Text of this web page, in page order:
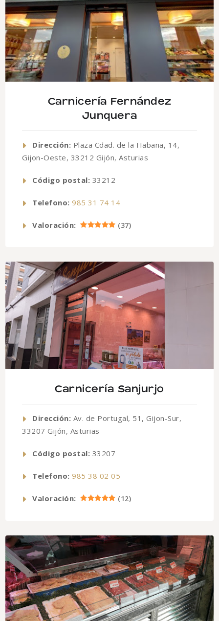
Carnicería Fernández
Junquera
Dirección: Plaza Cdad. de la Habana, 14,
Gijon-Oeste, 33212 Gijón, Asturias
Código postal: 33212
Telefono: 985 31 74 14
Valoración: (37)
Carnicería Sanjurjo
Dirección: Av. de Portugal, 51, Gijon-Sur,
33207 Gijón, Asturias
Código postal: 33207
Telefono: 985 38 02 05
Valoración: (12)